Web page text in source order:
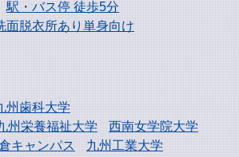
駅・バス停 徒歩5分
面脱衣所あり単身向け
州歯科大学
州栄養福祉大学
西南女学院大学
キャンパス
九州工業大学